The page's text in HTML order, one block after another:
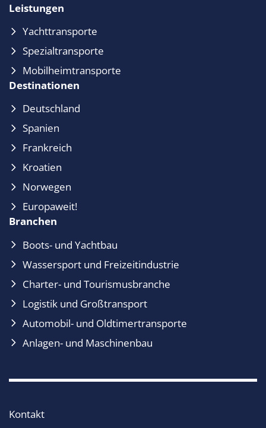
Leistungen
Yachttransporte
Spezialtransporte
Mobilheimtransporte
Destinationen
Deutschland
Spanien
Frankreich
Kroatien
Norwegen
Europaweit!
Branchen
Boots- und Yachtbau
Wassersport und Freizeitindustrie
Charter- und Tourismusbranche
Logistik und Großtransport
Automobil- und Oldtimertransporte
Anlagen- und Maschinenbau
Kontakt